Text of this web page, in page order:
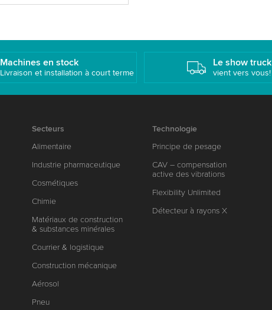
Machines en stock
Livraison et installation à court terme
Le show truck
vient vers vous!
Secteurs
Alimentaire
Industrie pharmaceutique
Cosmétiques
Chimie
Matériaux de construction
& substances minérales
Courrier & logistique
Construction mécanique
Aérosol
Pneu
Technologie
Principe de pesage
CAV – compensation
active des vibrations
Flexibility Unlimited
Détecteur à rayons X